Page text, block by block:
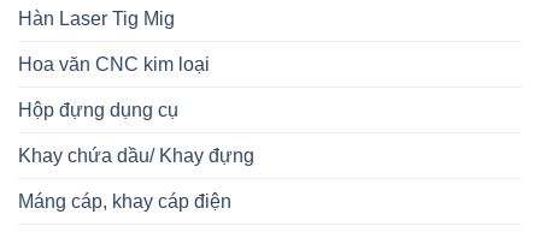
Hàn Laser Tig Mig
Hoa văn CNC kim loại
Hộp đựng dụng cụ
Khay chứa dầu/ Khay đựng
Máng cáp, khay cáp điện